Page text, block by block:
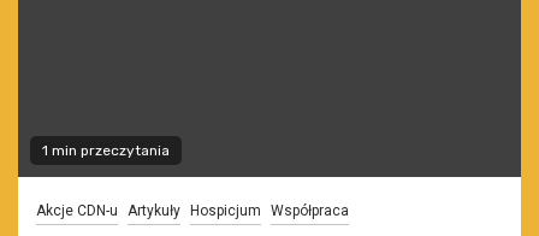
1 min przeczytania
Akcje CDN-u Artykuły Hospicjum Współpraca